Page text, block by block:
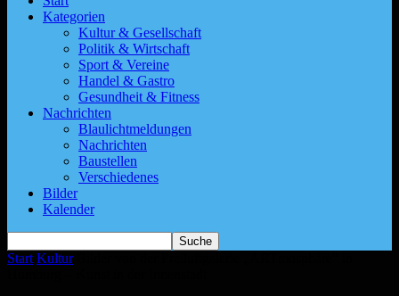
Kategorien
Kultur & Gesellschaft
Politik & Wirtschaft
Sport & Vereine
Handel & Gastro
Gesundheit & Fitness
Nachrichten
Blaulichtmeldungen
Nachrichten
Baustellen
Verschiedenes
Bilder
Kalender
Start Kultur